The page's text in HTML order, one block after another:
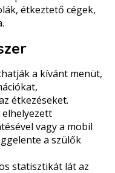
étkeztető cégek,
a kívánt menüt,
étkezéseket.
vagy a mobil
a szülők
statisztikát lát az